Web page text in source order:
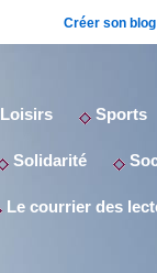
Créer son blog
Loisirs Sports
Solidarité
Le courrier des